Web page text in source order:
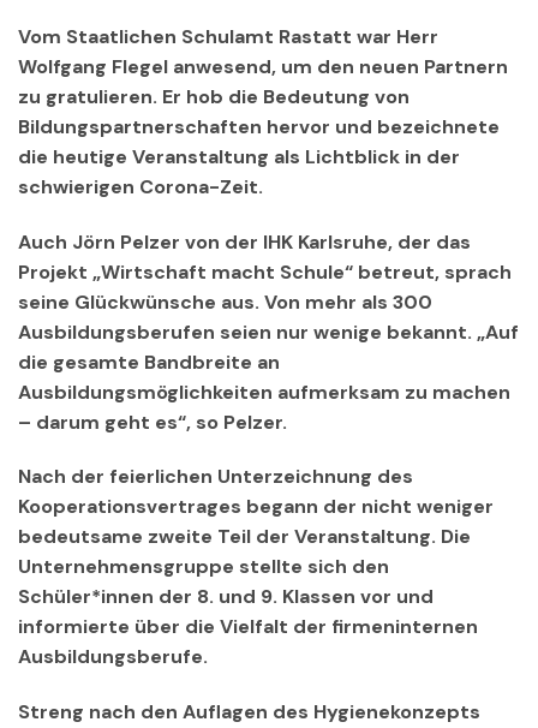
Vom Staatlichen Schulamt Rastatt war Herr
Wolfgang Flegel anwesend, um den neuen Partnern
zu gratulieren. Er hob die Bedeutung von
Bildungspartnerschaften hervor und bezeichnete
die heutige Veranstaltung als Lichtblick in der
schwierigen Corona-Zeit.
Auch Jörn Pelzer von der IHK Karlsruhe, der das
Projekt „Wirtschaft macht Schule“ betreut, sprach
seine Glückwünsche aus. Von mehr als 300
Ausbildungsberufen seien nur wenige bekannt. „Auf
die gesamte Bandbreite an
Ausbildungsmöglichkeiten aufmerksam zu machen
– darum geht es“, so Pelzer.
Nach der feierlichen Unterzeichnung des
Kooperationsvertrages begann der nicht weniger
bedeutsame zweite Teil der Veranstaltung. Die
Unternehmensgruppe stellte sich den
Schüler*innen der 8. und 9. Klassen vor und
informierte über die Vielfalt der firmeninternen
Ausbildungsberufe.
Streng nach den Auflagen des Hygienekonzepts